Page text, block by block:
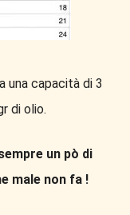
una capacità di 3
di olio.
un pò di
male non fa !